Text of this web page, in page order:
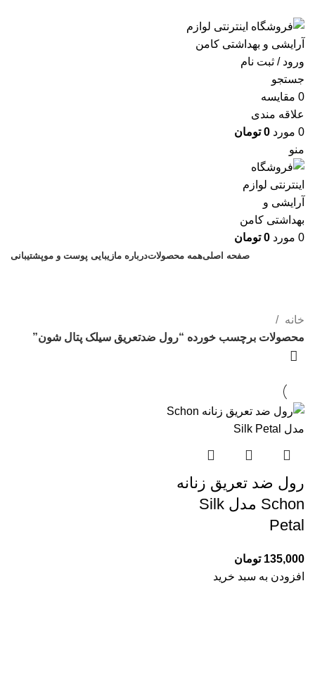
ورود / ثبت نام
جستجو
0 مقايسه
علاقه مندی
0 مورد 0 تومان
منو
0 مورد 0 تومان
صفحه اصلیهمه محصولاتدرباره مازیبایی پوست و موپشتیبانی
دسته بندی ها
خانه
محصولات برچسب خورده “رول ضدتعریق سیلک پتال شون”
رول ضد تعریق زنانه
Schon مدل Silk
Petal
135,000 تومان
افزودن به سبد خرید